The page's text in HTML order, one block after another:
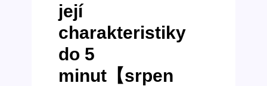
její
charakteristiky
do 5
minut【srpen